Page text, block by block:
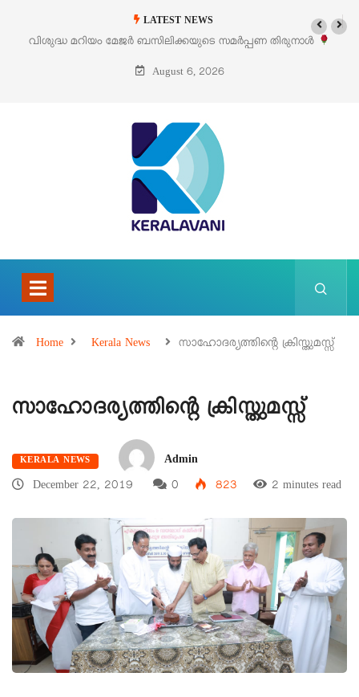
LATEST NEWS
വിശുദ്ധ മറിയം മേജർ ബസിലിക്കയുടെ സമർപ്പണ തിരുനാൾ
ഓഗസ്റ്റ് 5 –
August 6, 2026
Home Kerala News സാഹോദര്യത്തിന്റെ ക്രിസ്തുമസ്സ്
സാഹോദര്യത്തിന്റെ ക്രിസ്തുമസ്സ്
KERALA NEWS
Admin
December 22, 2019
0 823 2 minutes read